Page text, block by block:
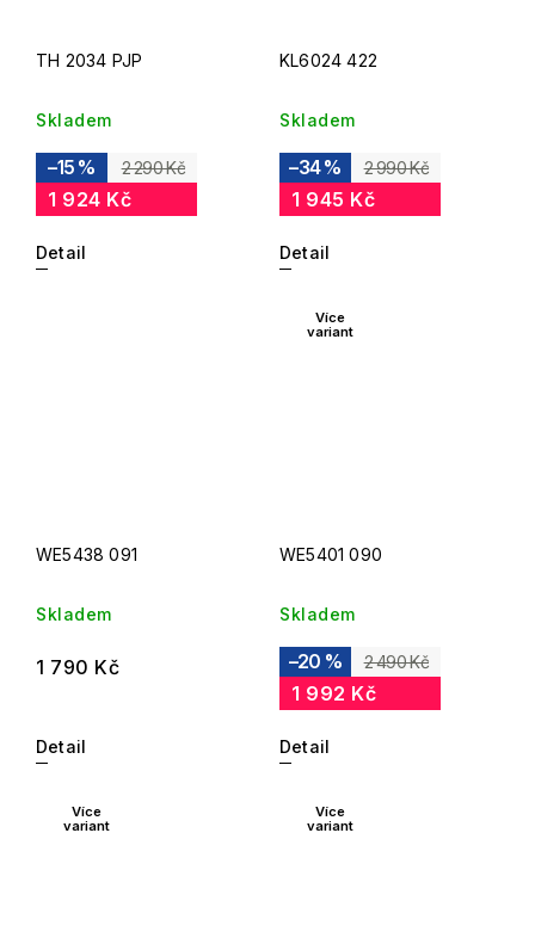
TH 2034 PJP
Skladem
2 290 Kč
–15 %
1 924 Kč
Detail
KL6024 422
Skladem
2 990 Kč
–34 %
1 945 Kč
Detail
WE5438 091
Skladem
1 790 Kč
Detail
Více
variant
WE5401 090
Skladem
2 490 Kč
–20 %
1 992 Kč
Detail
Více
variant
Více
variant